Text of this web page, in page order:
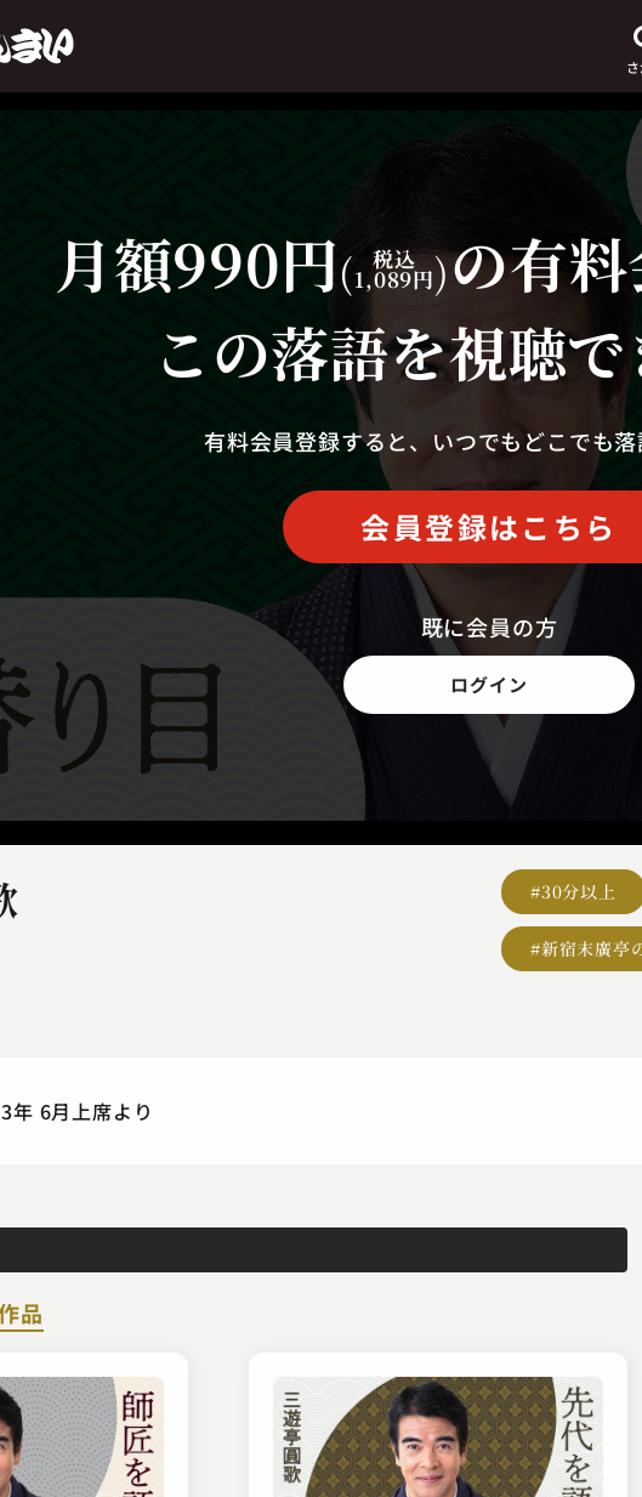
芸人からさがす
演目
上演時間からさがす
月額990円( 税込
1,089円)の有
この落語を視聴
有料会員登録すると、いつでもどこでも落
会員登録はこちら
既に会員の方
ログイン
#30分以上
#新宿末廣亭
年 6月上席より
品